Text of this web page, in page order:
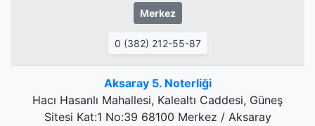
Merkez
0 (382) 212-55-87
Aksaray 5. Noterliği
Hacı Hasanlı Mahallesi, Kalealtı Caddesi, Güneş
Sitesi Kat:1 No:39 68100 Merkez / Aksaray